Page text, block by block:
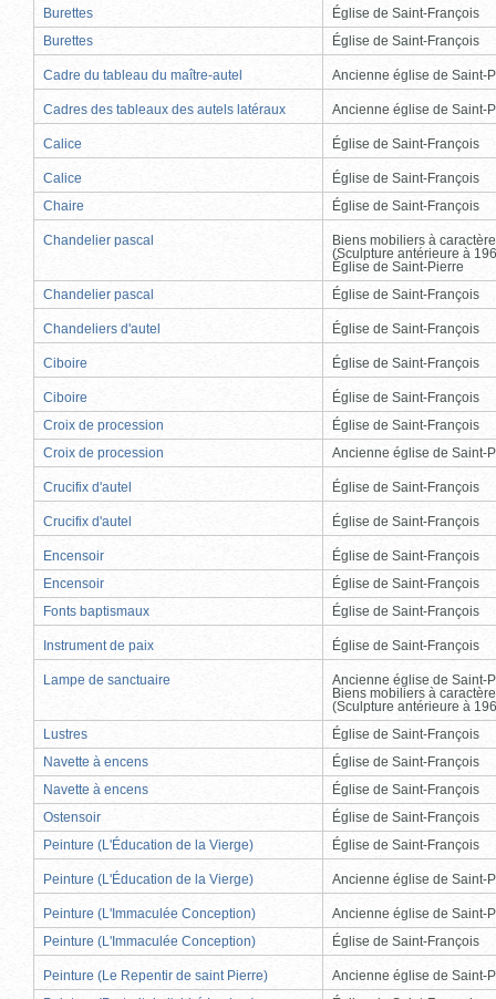
Burettes
Église de Saint-François
Burettes
Église de Saint-François
Cadre du tableau du maître-autel Ancienne église de Saint-
Cadres des tableaux des autels latéraux Ancienne église de Saint-
Calice Église de Saint-François
Calice
Église de Saint-François
Chaire
Église de Saint-François
Chandelier pascal
Biens mobiliers à
(Sculpture antérieure à
Église de Saint-Pierre
Chandelier pascal
Église de Saint-François
Chandeliers d'autel Église de Saint-François
Ciboire Église de Saint-François
Ciboire
Église de Saint-François
Croix de procession
Église de Saint-François
Croix de procession
Ancienne église de Saint-
Crucifix d'autel Église de Saint-François
Crucifix d'autel Église de Saint-François
Encensoir
Église de Saint-François
Encensoir
Église de Saint-François
Fonts baptismaux
Église de Saint-François
Instrument de paix Église de Saint-François
Lampe de sanctuaire
Ancienne église de Saint-
Biens mobiliers à
(Sculpture antérieure à
Lustres
Église de Saint-François
Navette à encens
Église de Saint-François
Navette à encens
Église de Saint-François
Ostensoir
Église de Saint-François
Peinture (L'Éducation de la Vierge)
Église de Saint-François
Peinture (L'Éducation de la Vierge) Ancienne église de Saint-
Peinture (L'Immaculée Conception)
Ancienne église de Saint-
Peinture (L'Immaculée Conception)
Église de Saint-François
Peinture (Le Repentir de saint Pierre)
Ancienne église de Saint-